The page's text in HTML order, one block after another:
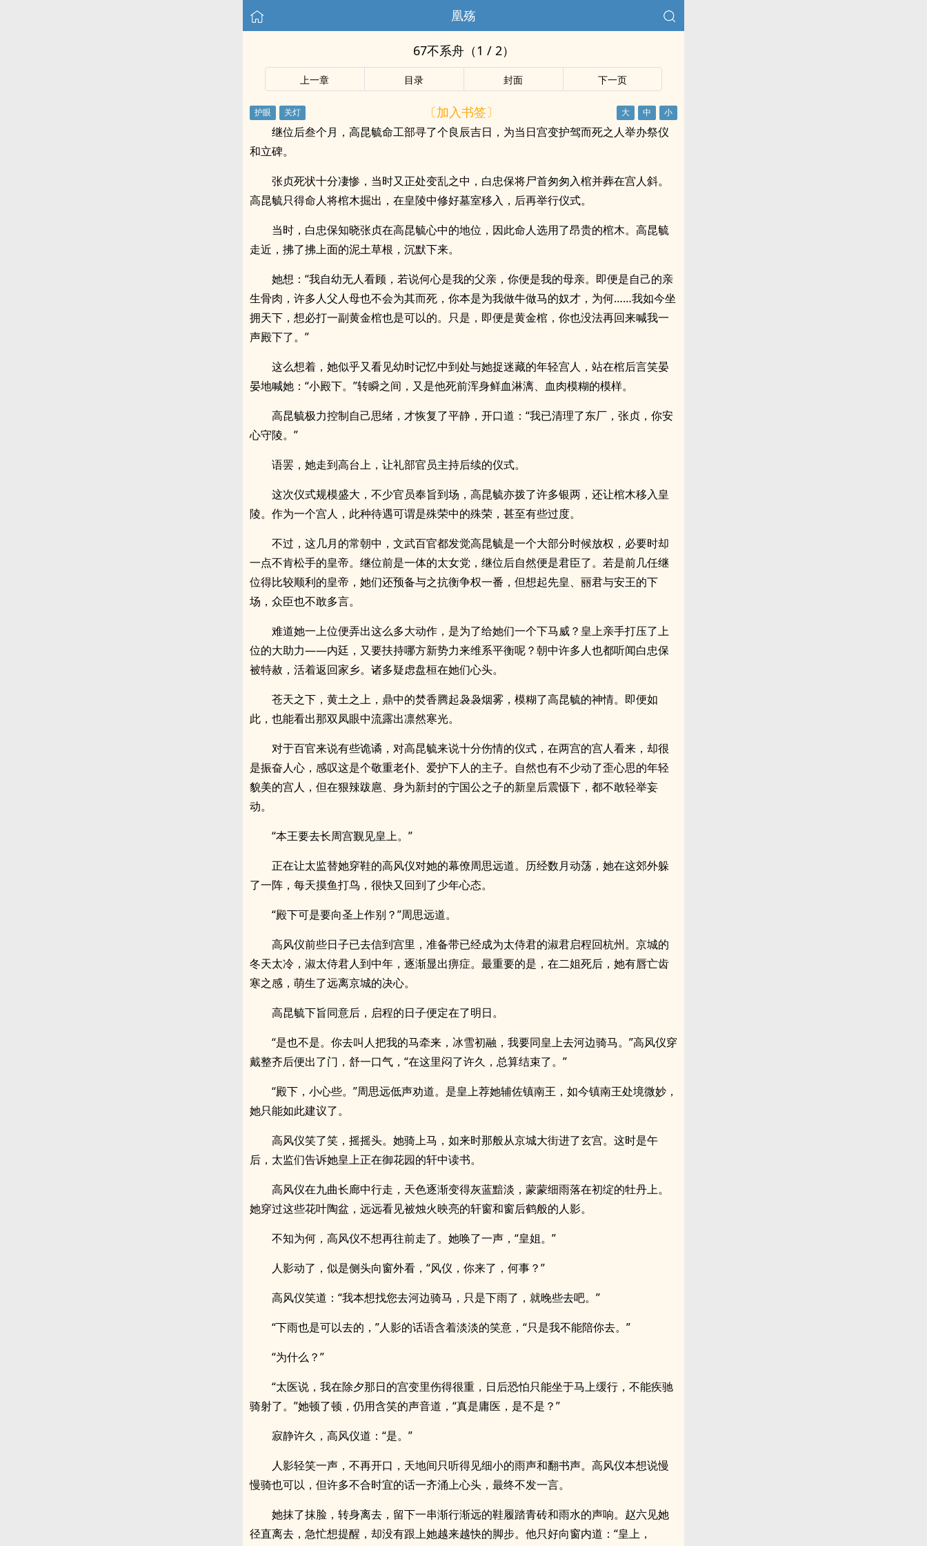
凰殇
67不系舟（1 / 2）
上一章 目录 封面 下一页
〔加入书签〕
继位后叁个月，高昆毓命工部寻了个良辰吉日，为当日宫变护驾而死之人举办祭仪
和立碑。
张贞死状十分凄惨，当时又正处变乱之中，白忠保将尸首匆匆入棺并葬在宫人斜。
高昆毓只得命人将棺木掘出，在皇陵中修好墓室移入，后再举行仪式。
当时，白忠保知晓张贞在高昆毓心中的地位，因此命人选用了昂贵的棺木。高昆毓
走近，拂了拂上面的泥土草根，沉默下来。
她想：“我自幼无人看顾，若说何心是我的父亲，你便是我的母亲。即便是自己的亲
生骨肉，许多人父人母也不会为其而死，你本是为我做牛做马的奴才，为何……我如今坐
拥天下，想必打一副黄金棺也是可以的。只是，即便是黄金棺，你也没法再回来喊我一
声殿下了。”
这么想着，她似乎又看见幼时记忆中到处与她捉迷藏的年轻宫人，站在棺后言笑晏
晏地喊她：“小殿下。”转瞬之间，又是他死前浑身鲜血淋漓、血肉模糊的模样。
高昆毓极力控制自己思绪，才恢复了平静，开口道：“我已清理了东厂，张贞，你安
心守陵。”
语罢，她走到高台上，让礼部官员主持后续的仪式。
这次仪式规模盛大，不少官员奉旨到场，高昆毓亦拨了许多银两，还让棺木移入皇
陵。作为一个宫人，此种待遇可谓是殊荣中的殊荣，甚至有些过度。
不过，这几月的常朝中，文武百官都发觉高昆毓是一个大部分时候放权，必要时却
一点不肯松手的皇帝。继位前是一体的太女党，继位后自然便是君臣了。若是前几任继
位得比较顺利的皇帝，她们还预备与之抗衡争权一番，但想起先皇、丽君与安王的下
场，众臣也不敢多言。
难道她一上位便弄出这么多大动作，是为了给她们一个下马威？皇上亲手打压了上
位的大助力——内廷，又要扶持哪方新势力来维系平衡呢？朝中许多人也都听闻白忠保
被特赦，活着返回家乡。诸多疑虑盘桓在她们心头。
苍天之下，黄土之上，鼎中的焚香腾起袅袅烟雾，模糊了高昆毓的神情。即便如
此，也能看出那双凤眼中流露出凛然寒光。
对于百官来说有些诡谲，对高昆毓来说十分伤情的仪式，在两宫的宫人看来，却很
是振奋人心，感叹这是个敬重老仆、爱护下人的主子。自然也有不少动了歪心思的年轻
貌美的宫人，但在狠辣跋扈、身为新封的宁国公之子的新皇后震慑下，都不敢轻举妄
动。
“本王要去长周宫觐见皇上。”
正在让太监替她穿鞋的高风仪对她的幕僚周思远道。历经数月动荡，她在这郊外躲
了一阵，每天摸鱼打鸟，很快又回到了少年心态。
“殿下可是要向圣上作别？”周思远道。
高风仪前些日子已去信到宫里，准备带已经成为太侍君的淑君启程回杭州。京城的
冬天太冷，淑太侍君人到中年，逐渐显出痹症。最重要的是，在二姐死后，她有唇亡齿
寒之感，萌生了远离京城的决心。
高昆毓下旨同意后，启程的日子便定在了明日。
“是也不是。你去叫人把我的马牵来，冰雪初融，我要同皇上去河边骑马。”高风仪穿
戴整齐后便出了门，舒一口气，“在这里闷了许久，总算结束了。”
“殿下，小心些。”周思远低声劝道。是皇上荐她辅佐镇南王，如今镇南王处境微妙，
她只能如此建议了。
高风仪笑了笑，摇摇头。她骑上马，如来时那般从京城大街进了玄宫。这时是午
后，太监们告诉她皇上正在御花园的轩中读书。
高风仪在九曲长廊中行走，天色逐渐变得灰蓝黯淡，蒙蒙细雨落在初绽的牡丹上。
她穿过这些花叶陶盆，远远看见被烛火映亮的轩窗和窗后鹤般的人影。
不知为何，高风仪不想再往前走了。她唤了一声，“皇姐。”
人影动了，似是侧头向窗外看，“风仪，你来了，何事？”
高风仪笑道：“我本想找您去河边骑马，只是下雨了，就晚些去吧。”
“下雨也是可以去的，”人影的话语含着淡淡的笑意，“只是我不能陪你去。”
“为什么？”
“太医说，我在除夕那日的宫变里伤得很重，日后恐怕只能坐于马上缓行，不能疾驰
骑射了。”她顿了顿，仍用含笑的声音道，“真是庸医，是不是？”
寂静许久，高风仪道：“是。”
人影轻笑一声，不再开口，天地间只听得见细小的雨声和翻书声。高风仪本想说慢
慢骑也可以，但许多不合时宜的话一齐涌上心头，最终不发一言。
她抹了抹脸，转身离去，留下一串渐行渐远的鞋履踏青砖和雨水的声响。赵六见她
径直离去，急忙想提醒，却没有跟上她越来越快的脚步。他只好向窗内道：“皇上，